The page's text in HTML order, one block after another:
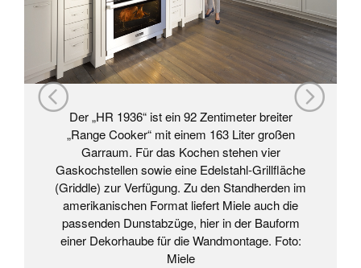
Der „HR 1936“ ist ein 92 Zentimeter breiter
„Range Cooker“ mit einem 163 Liter großen
Garraum. Für das Kochen stehen vier
Gaskochstellen sowie eine Edelstahl-Grillfläche
(Griddle) zur Verfügung. Zu den Standherden im
amerikanischen Format liefert Miele auch die
passenden Dunstabzüge, hier in der Bauform
einer Dekorhaube für die Wandmontage. Foto:
Miele